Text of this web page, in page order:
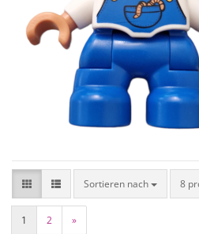
Sortieren nach 8
1 2 »